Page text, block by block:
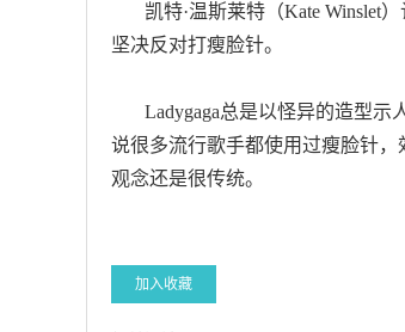
凯特·温斯莱特（Kate Winslet）
坚决反对打瘦脸针。
Ladygaga总是以怪异的造型示
说很多流行歌手都使用过瘦脸针
观念还是很传统。
加入收藏